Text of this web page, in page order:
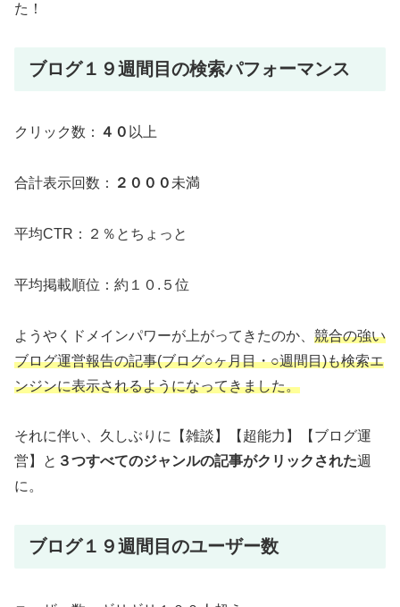
た！
ブログ１９週間目の検索パフォーマンス
クリック数： ４０ 以上
合計表示回数： ２０００ 未満
平均CTR：２％とちょっと
平均掲載順位：約１０.５位
ようやくドメインパワーが上がってきたのか、 競合の強い
ブログ運営報告の記事(ブログ○ヶ月目・○週間目)も検索エ
ンジンに表示されるようになってきました。
それに伴い、久しぶりに【雑談】【超能力】【ブログ運
営】と ３つすべてのジャンルの記事がクリックされた週
に。
ブログ１９週間目のユーザー数